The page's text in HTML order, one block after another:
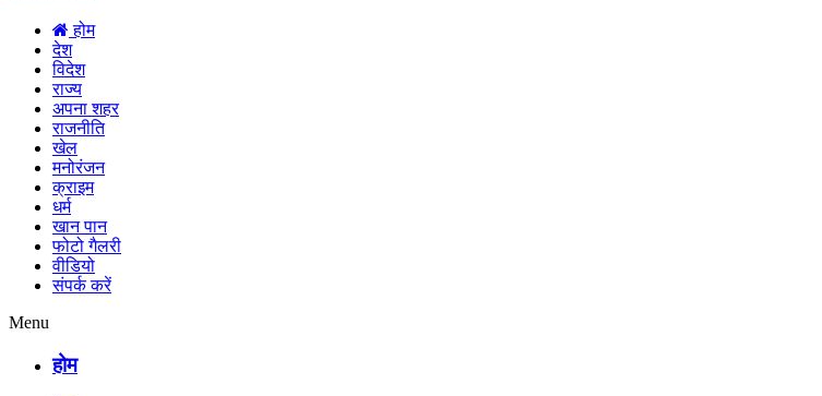
होम
देश
विदेश
राज्य
अपना शहर
राजनीति
खेल
मनोरंजन
क्राइम
धर्म
खान पान
फोटो गैलरी
वीडियो
संपर्क करें
Menu
होम